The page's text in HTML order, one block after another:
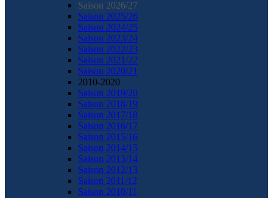
Saison 2026/27
Saison 2025/26
Saison 2024/25
Saison 2023/24
Saison 2022/23
Saison 2021/22
Saison 2020/21
2010-2020
Saison 2019/20
Saison 2018/19
Saison 2017/18
Saison 2016/17
Saison 2015/16
Saison 2014/15
Saison 2013/14
Saison 2012/13
Saison 2011/12
Saison 2010/11